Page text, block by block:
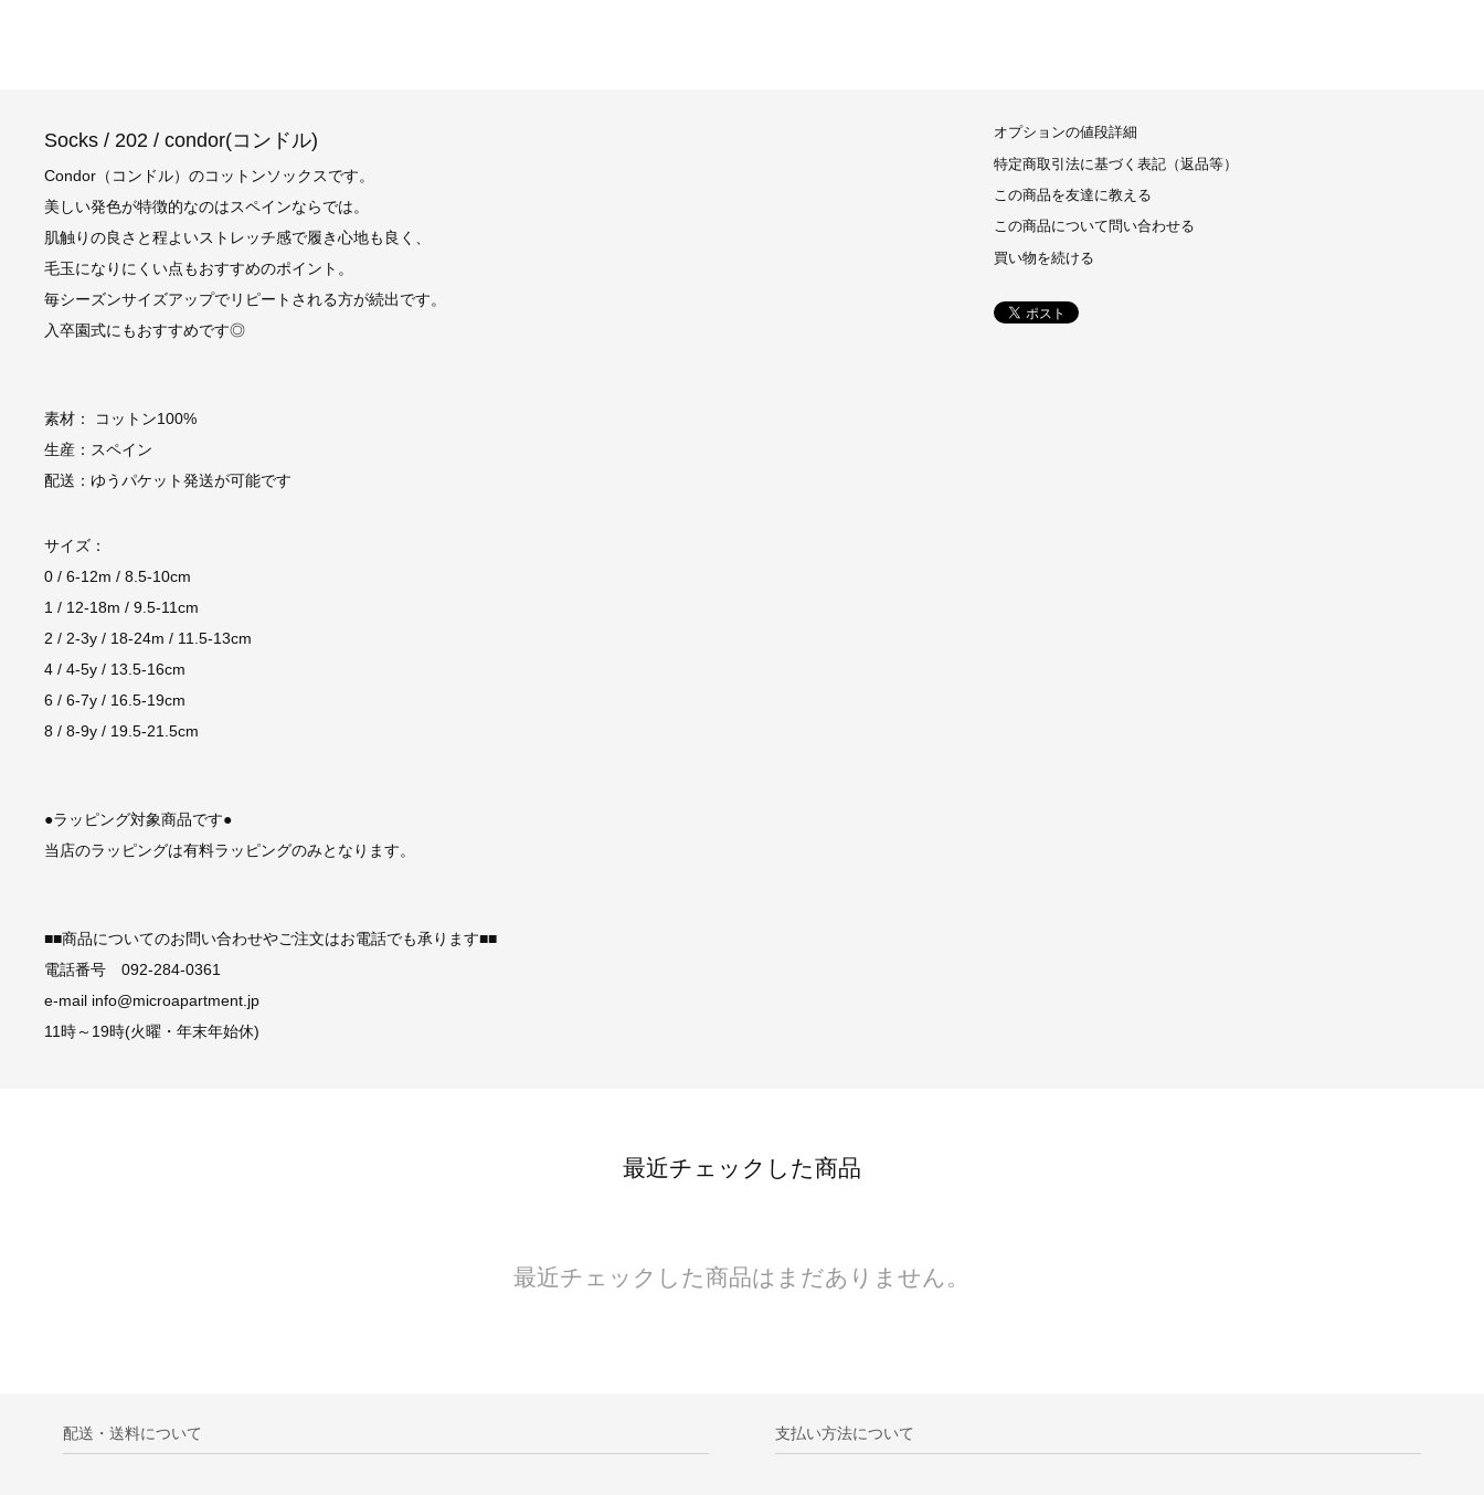
Socks / 202 / condor(コンドル)
Condor（コンドル）のコットンソックスです。
美しい発色が特徴的なのはスペインならでは。
肌触りの良さと程よいストレッチ感で履き心地も良く、
毛玉になりにくい点もおすすめのポイント。
毎シーズンサイズアップでリピートされる方が続出です。
入卒園式にもおすすめです◎
素材： コットン100%
生産：スペイン
配送：ゆうパケット発送が可能です
サイズ：
0 / 6-12m / 8.5-10cm
1 / 12-18m / 9.5-11cm
2 / 2-3y / 18-24m / 11.5-13cm
4 / 4-5y / 13.5-16cm
6 / 6-7y / 16.5-19cm
8 / 8-9y / 19.5-21.5cm
●ラッピング対象商品です●
当店のラッピングは有料ラッピングのみとなります。
■■商品についてのお問い合わせやご注文はお電話でも承ります■■
電話番号 092-284-0361
e-mail info@microapartment.jp
11時～19時(火曜・年末年始休)
オプションの値段詳細
特定商取引法に基づく表記（返品等）
この商品を友達に教える
この商品について問い合わせる
買い物を続ける
最近チェックした商品
最近チェックした商品はまだありません。
配送・送料について 支払い方法について